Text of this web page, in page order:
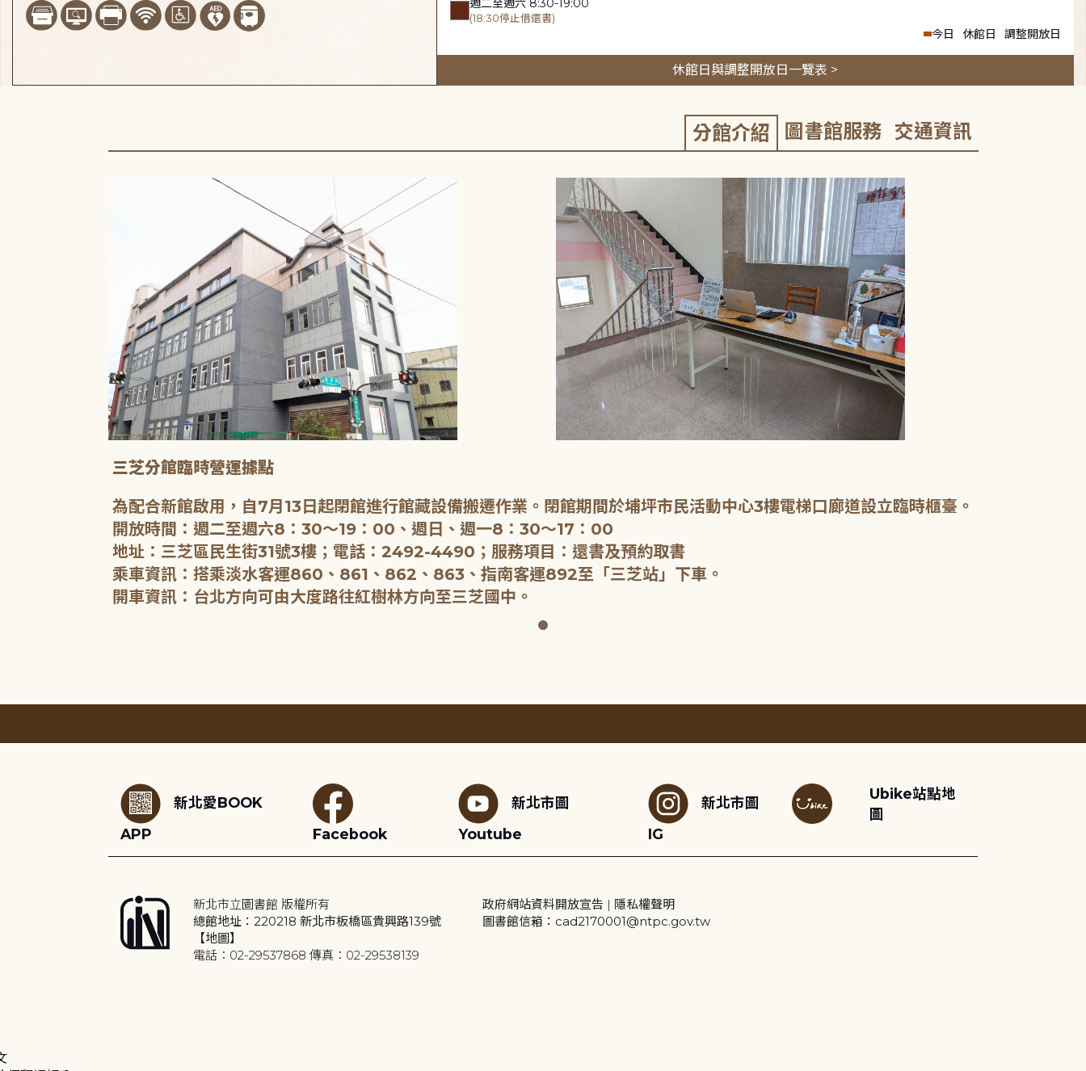
週二至週六 8:30-19:00
(18:30停止借還書)
今日 休館日 調整開放日
休館日與調整開放日一覽表 >
分館介紹 圖書館服務 交通資訊
三芝分館臨時營運據點
為配合新館啟用，自7月13日起閉館進行館藏設備搬遷作業。閉館期間於埔坪市民活動中心3樓電梯口廊道設立臨時櫃臺。
開放時間：週二至週六8：30～19：00、週日、週一8：30～17：00
地址：三芝區民生街31號3樓；電話：2492-4490；服務項目：還書及預約取書
乘車資訊：搭乘淡水客運860、861、862、863、指南客運892至「三芝站」下車。
開車資訊：台北方向可由大度路往紅樹林方向至三芝國中。
新北愛BOOK
APP
Facebook
新北市圖
Youtube
新北市圖
IG
Ubike站點地
圖
新北市立圖書館 版權所有
總館地址：220218 新北市板橋區貴興路139號
【地圖】
電話：02-29537868 傳真：02-29538139
政府網站資料開放宣告 | 隱私權聲明
圖書館信箱：cad2170001@ntpc.gov.tw